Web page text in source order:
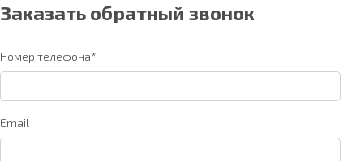
Заказать обратный звонок
Номер телефона*
Email